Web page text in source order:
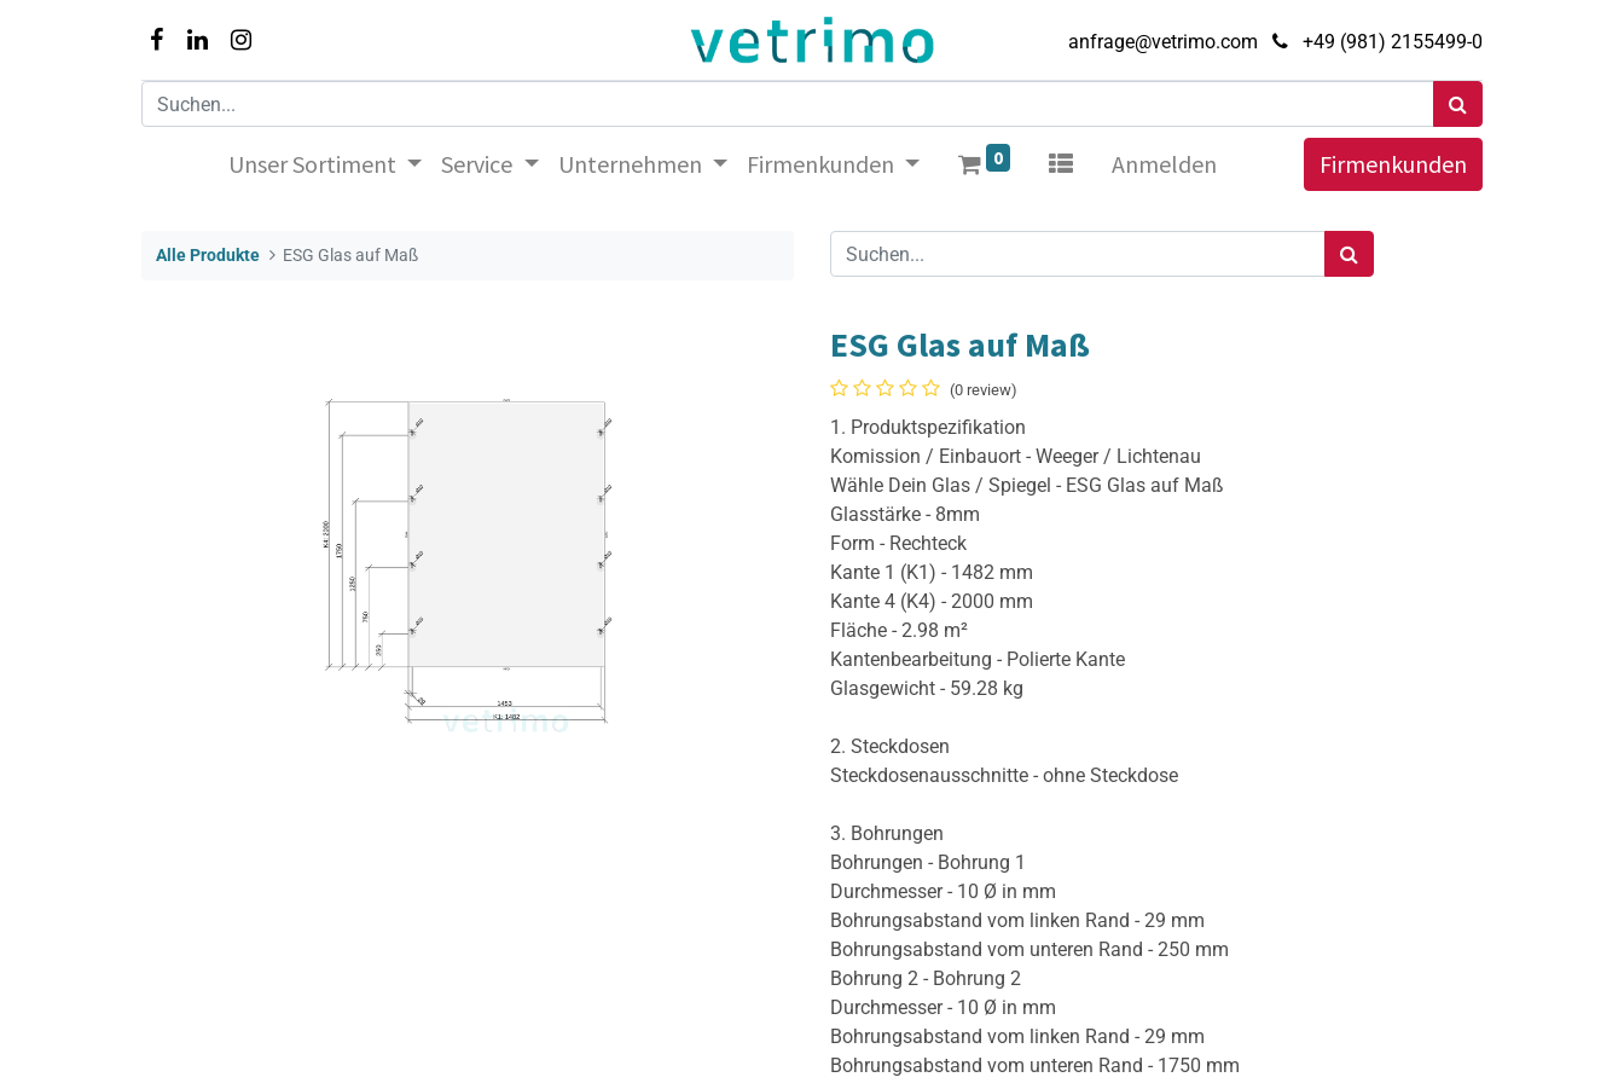
anfrage@vetrimo.com +49 (981) 2155499-0
Unser Sortiment Service Unternehmen Firmenkunden 0 Anmelden Firmenkunden
Alle Produkte ESG Glas auf Maß
ESG Glas auf Maß
(0 review)
1. Produktspezifikation
Komission / Einbauort - Weeger / Lichtenau
Wähle Dein Glas / Spiegel - ESG Glas auf Maß
Glasstärke - 8mm
Form - Rechteck
Kante 1 (K1) - 1482 mm
Kante 4 (K4) - 2000 mm
Fläche - 2.98 m²
Kantenbearbeitung - Polierte Kante
Glasgewicht - 59.28 kg
2. Steckdosen
Steckdosenausschnitte - ohne Steckdose
3. Bohrungen
Bohrungen - Bohrung 1
Durchmesser - 10 Ø in mm
Bohrungsabstand vom linken Rand - 29 mm
Bohrungsabstand vom unteren Rand - 250 mm
Bohrung 2 - Bohrung 2
Durchmesser - 10 Ø in mm
Bohrungsabstand vom linken Rand - 29 mm
Bohrungsabstand vom unteren Rand - 1750 mm